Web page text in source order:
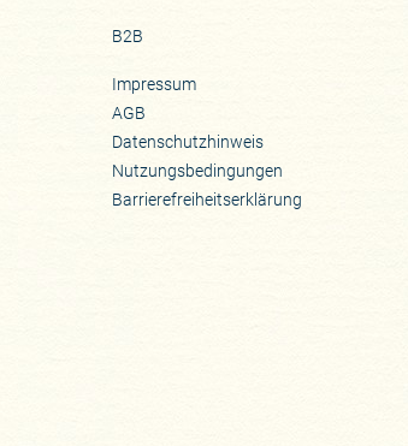
B2B
Impressum
AGB
Datenschutzhinweis
Nutzungsbedingungen
Barrierefreiheitserklärung